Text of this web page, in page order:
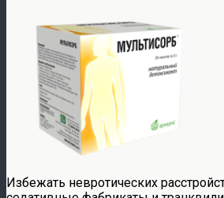
Избежать невротических